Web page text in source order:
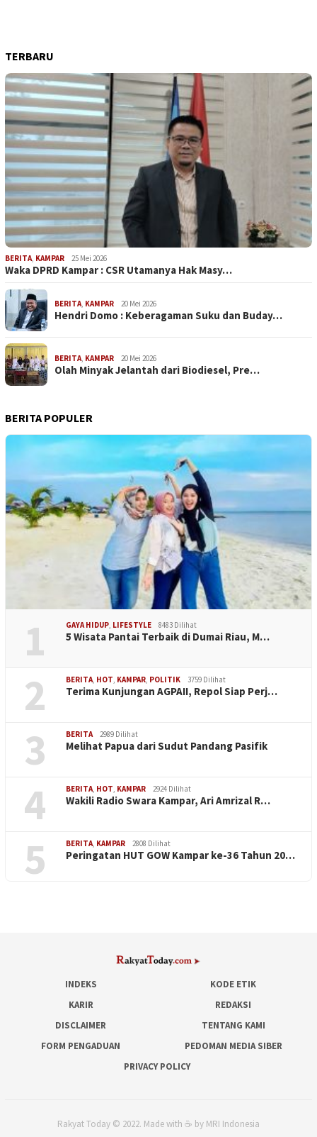
TERBARU
BERITA, KAMPAR 25 Mei 2026
Waka DPRD Kampar : CSR Utamanya Hak Masy…
BERITA, KAMPAR 20 Mei 2026
Hendri Domo : Keberagaman Suku dan Buday…
BERITA, KAMPAR 20 Mei 2026
Olah Minyak Jelantah dari Biodiesel, Pre…
BERITA POPULER
1 GAYA HIDUP, LIFESTYLE 8483 Dilihat
5 Wisata Pantai Terbaik di Dumai Riau, M…
2 BERITA, HOT, KAMPAR, POLITIK 3759 Dilihat
Terima Kunjungan AGPAII, Repol Siap Perj…
3 BERITA 2989 Dilihat
Melihat Papua dari Sudut Pandang Pasifik
4 BERITA, HOT, KAMPAR 2924 Dilihat
Wakili Radio Swara Kampar, Ari Amrizal R…
5 BERITA, KAMPAR 2808 Dilihat
Peringatan HUT GOW Kampar ke-36 Tahun 20…
INDEKS
KODE ETIK
KARIR
REDAKSI
DISCLAIMER
TENTANG KAMI
FORM PENGADUAN
PEDOMAN MEDIA SIBER
PRIVACY POLICY
Rakyat Today © 2022. Made with ☕ by MRI Indonesia